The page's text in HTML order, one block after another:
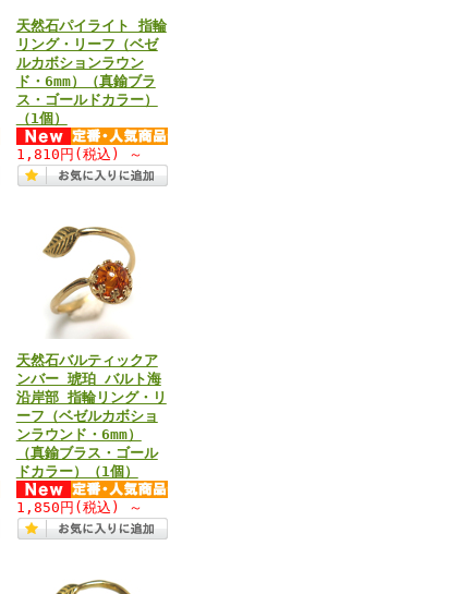
天然石パイライト 指輪
リング・リーフ（ベゼ
ルカボションラウン
ド・6mm）（真鍮ブラ
ス・ゴールドカラー）
（1個）
1,810円 (税込) ～
天然石バルティックア
ンバー 琥珀 バルト海
沿岸部 指輪リング・リ
ーフ（ベゼルカボショ
ンラウンド・6mm）
（真鍮ブラス・ゴール
ドカラー）（1個）
1,850円 (税込) ～